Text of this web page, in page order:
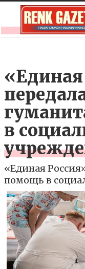
в
«Единая
помощь в